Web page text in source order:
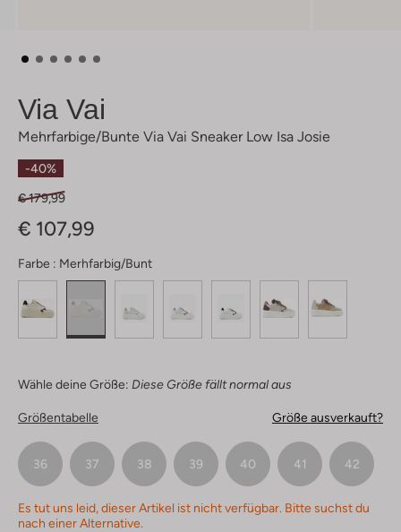
Via Vai
Mehrfarbige/bunte Via Vai Sneaker Low Isa Josie
-40%
€ 179,99
€ 107,99
Farbe : Merhfarbig/bunt
Wähle deine Größe: Diese Größe fällt normal aus
Größentabelle Größe ausverkauft?
36 37 38 39 40 41 42
Es tut uns leid, dieser Artikel ist nicht verfügbar. Bitte suchst du
nach einer Alternative.